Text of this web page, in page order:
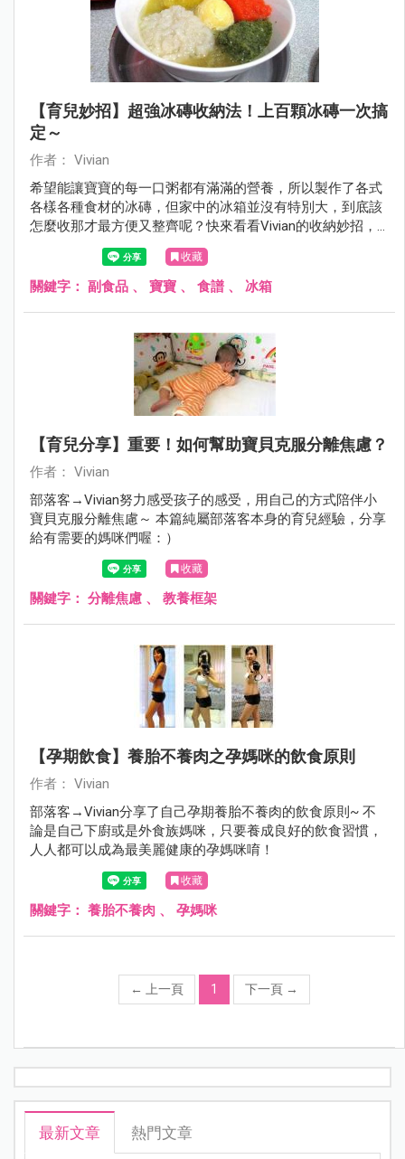
【育兒妙招】超強冰磚收納法！上百顆冰磚一次搞
定～
作者： Vivian
希望能讓寶寶的每一口粥都有滿滿的營養，所以製作了各式
各樣各種食材的冰磚，但家中的冰箱並沒有特別大，到底該
怎麼收那才最方便又整齊呢？快來看看Vivian的收納妙招，
不但讓冰箱一目了然，也讓拿取冰磚時更方便優雅喔！
收藏
關鍵字： 副食品 、 寶寶 、 食譜 、 冰箱
【育兒分享】重要！如何幫助寶貝克服分離焦慮？
作者： Vivian
部落客→Vivian努力感受孩子的感受，用自己的方式陪伴小
寶貝克服分離焦慮～ 本篇純屬部落客本身的育兒經驗，分享
給有需要的媽咪們喔：）
收藏
關鍵字： 分離焦慮 、 教養框架
【孕期飲食】養胎不養肉之孕媽咪的飲食原則
作者： Vivian
部落客→Vivian分享了自己孕期養胎不養肉的飲食原則~ 不
論是自己下廚或是外食族媽咪，只要養成良好的飲食習慣，
人人都可以成為最美麗健康的孕媽咪唷！
收藏
關鍵字： 養胎不養肉 、 孕媽咪
← 上一頁 1 下一頁 →
最新文章 熱門文章